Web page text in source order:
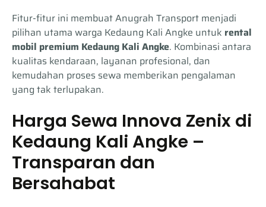
Fitur-fitur ini membuat Anugrah Transport menjadi
pilihan utama warga Kedaung Kali Angke untuk rental
mobil premium Kedaung Kali Angke. Kombinasi antara
kualitas kendaraan, layanan profesional, dan
kemudahan proses sewa memberikan pengalaman
yang tak terlupakan.
Harga Sewa Innova Zenix di
Kedaung Kali Angke –
Transparan dan
Bersahabat